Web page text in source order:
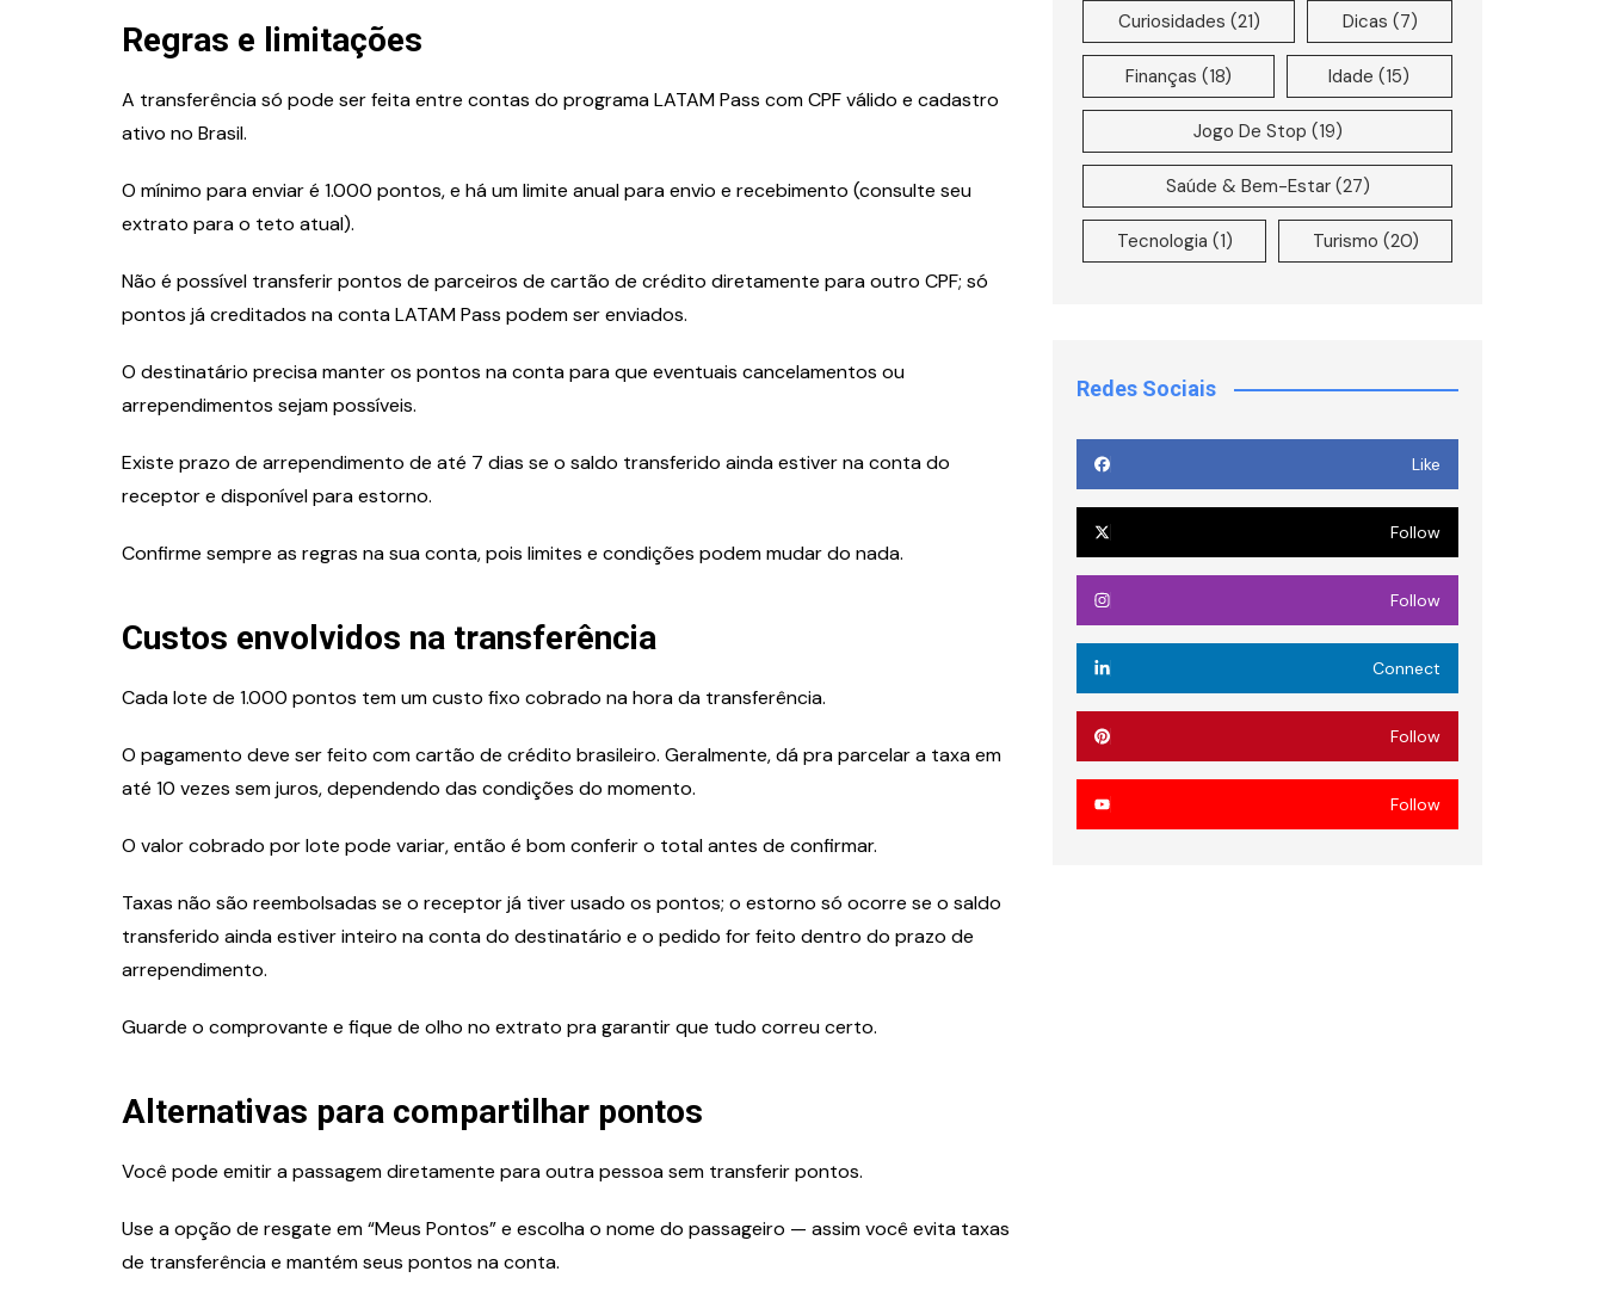
Regras e limitações
A transferência só pode ser feita entre contas do programa LATAM Pass com CPF válido e cadastro
ativo no Brasil.
O mínimo para enviar é 1.000 pontos, e há um limite anual para envio e recebimento (consulte seu
extrato para o teto atual).
Não é possível transferir pontos de parceiros de cartão de crédito diretamente para outro CPF; só
pontos já creditados na conta LATAM Pass podem ser enviados.
O destinatário precisa manter os pontos na conta para que eventuais cancelamentos ou
arrependimentos sejam possíveis.
Existe prazo de arrependimento de até 7 dias se o saldo transferido ainda estiver na conta do
receptor e disponível para estorno.
Confirme sempre as regras na sua conta, pois limites e condições podem mudar do nada.
Custos envolvidos na transferência
Cada lote de 1.000 pontos tem um custo fixo cobrado na hora da transferência.
O pagamento deve ser feito com cartão de crédito brasileiro. Geralmente, dá pra parcelar a taxa em
até 10 vezes sem juros, dependendo das condições do momento.
O valor cobrado por lote pode variar, então é bom conferir o total antes de confirmar.
Taxas não são reembolsadas se o receptor já tiver usado os pontos; o estorno só ocorre se o saldo
transferido ainda estiver inteiro na conta do destinatário e o pedido for feito dentro do prazo de
arrependimento.
Guarde o comprovante e fique de olho no extrato pra garantir que tudo correu certo.
Alternativas para compartilhar pontos
Você pode emitir a passagem diretamente para outra pessoa sem transferir pontos.
Use a opção de resgate em “Meus Pontos” e escolha o nome do passageiro — assim você evita taxas
de transferência e mantém seus pontos na conta.
Curiosidades (21) Dicas (7)
Finanças (18) Idade (15)
Jogo De Stop (19)
Saúde & Bem-Estar(27)
Tecnologia (1) Turismo (20)
Redes Sociais
Like
Follow
Follow
Connect
Follow
Follow